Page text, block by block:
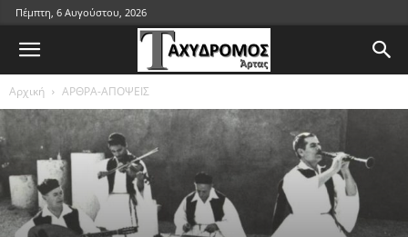
Πέμπτη, 6 Αυγούστου, 2026
Αρχική ΑΡΘΡΑ-ΑΠΟΨΕΙΣ